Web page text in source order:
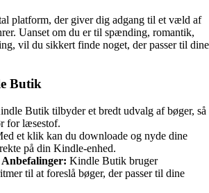
platform, der giver dig adgang til et væld af
Uanset om du er til spænding, romantik,
vil du sikkert finde noget, der passer til dine
Butik
Butik tilbyder et bredt udvalg af bøger, så
for læsestof.
et klik kan du downloade og nyde dine
på din Kindle-enhed.
Anbefalinger: Kindle Butik bruger
til at foreslå bøger, der passer til dine